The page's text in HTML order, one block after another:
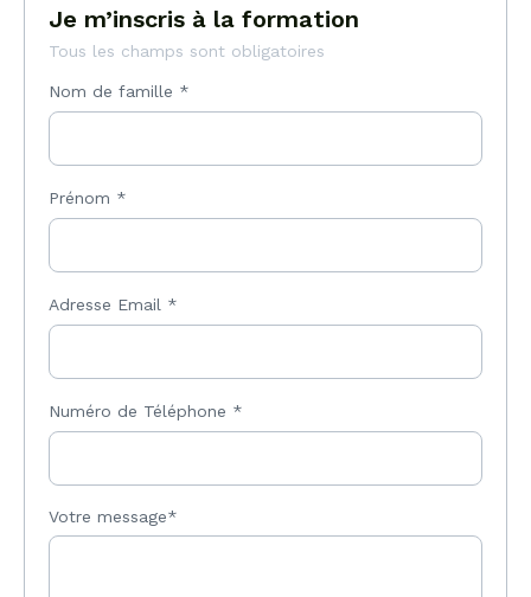
Je m’inscris à la formation
Tous les champs sont obligatoires
Nom de famille *
Prénom *
Adresse Email *
Numéro de Téléphone *
Votre message*